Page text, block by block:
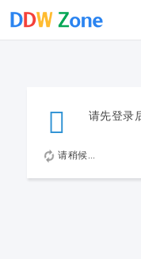
请先登录
请稍候...